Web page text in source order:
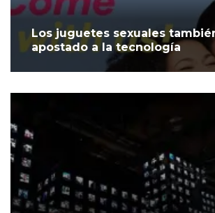
Los juguetes sexuales
apostado a la tecnología